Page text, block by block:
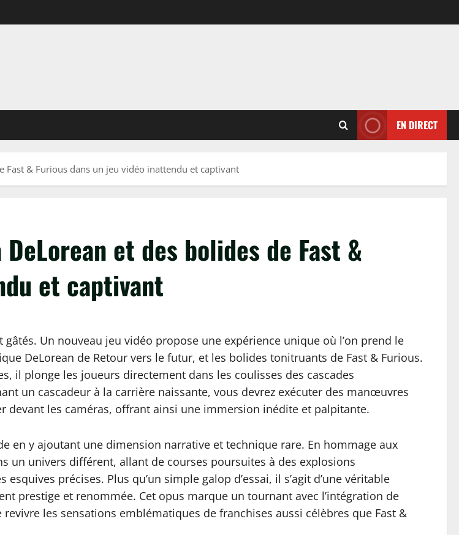
EN DIRECT
Fast & Furious dans un jeu vidéo inattendu et captivant
et des bolides de Fast &
et captivant
Un nouveau jeu vidéo propose une expérience unique où l’on prend le
DeLorean de Retour vers le futur, et les bolides tonitruants de Fast & Furious.
il plonge les joueurs directement dans les coulisses des cascades
un cascadeur à la carrière naissante, vous devrez exécuter des manœuvres
les caméras, offrant ainsi une immersion inédite et palpitante.
en y ajoutant une dimension narrative et technique rare. En hommage aux
un univers différent, allant de courses poursuites à des explosions
précises. Plus qu’un simple galop d’essai, il s’agit d’une véritable
prestige et renommée. Cet opus marque un tournant avec l’intégration de
les sensations emblématiques de franchises aussi célèbres que Fast &